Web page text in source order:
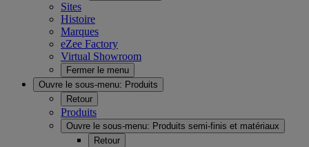
Sites
Histoire
Marques
eZee Factory
Virtual Showroom
Fermer le menu
Ouvre le sous-menu: Produits
Retour
Produits
Ouvre le sous-menu: Produits semi-finis et matériaux
Retour